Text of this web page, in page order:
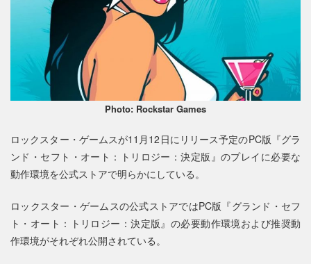
Photo: Rockstar Games
ロックスター・ゲームスが11月12日にリリース予定のPC版『グラ
ンド・セフト・オート：トリロジー：決定版』のプレイに必要な
動作環境を公式ストアで明らかにしている。
ロックスター・ゲームスの公式ストアではPC版『グランド・セフ
ト・オート：トリロジー：決定版』の必要動作環境および推奨動
作環境がそれぞれ公開されている。